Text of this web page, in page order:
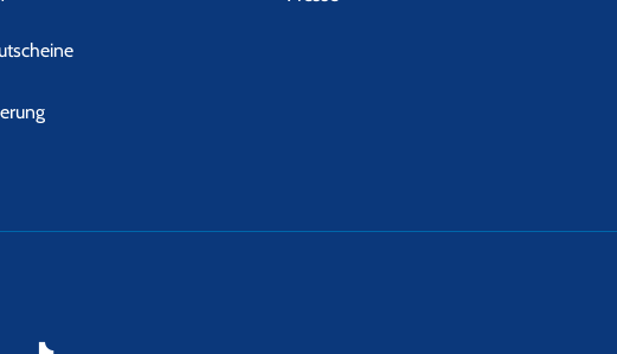
bleiben möchte, meldet sich einfach bei unserem